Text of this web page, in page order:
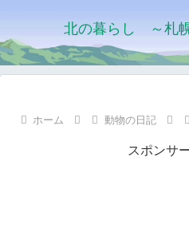
北の暮らし ～札
ホーム 動物の日記
スポンサ